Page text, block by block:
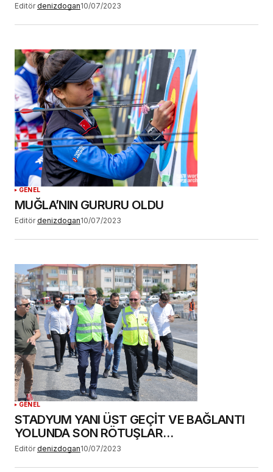
Editör denizdogan10/07/2023
GENEL
MUĞLA’NIN GURURU OLDU
Editör denizdogan10/07/2023
GENEL
STADYUM YANI ÜST GEÇİT VE BAĞLANTI
YOLUNDA SON RÖTUŞLAR…
Editör denizdogan10/07/2023